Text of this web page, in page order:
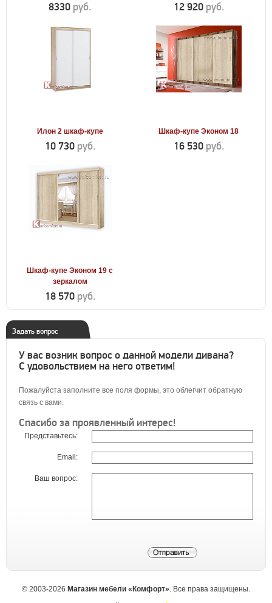
8330 руб. 12 920 руб.
Илон 2 шкаф-купе
10 730 руб.
Шкаф-купе Эконом 18
16 530 руб.
Шкаф-купе Эконом 19 с
зеркалом
18 570 руб.
Задать вопрос
У вас возник вопрос о данной модели дивана?
С удовольствием на него ответим!
Пожалуйста заполните все поля формы, это облегчит обратную
связь с вами.
Спасибо за проявленный интерес!
Представьтесь:
Email:
Ваш вопрос:
© 2003-2026 Магазин мебели «Комфорт». Все права защищены.